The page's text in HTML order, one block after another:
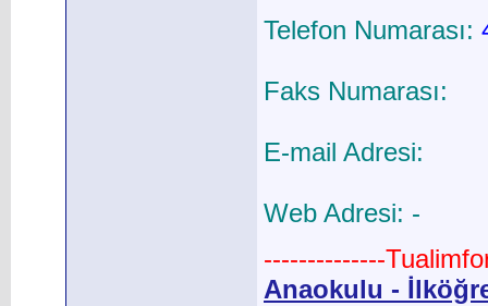
Telefon Numarası:
Faks Numarası:
E-mail Adresi:
Web Adresi: -
--------------
Anaokulu -